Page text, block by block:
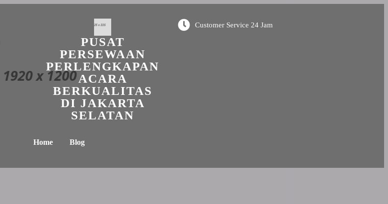
PUSAT
PERSEWAAN
PERLENGKAPAN
ACARA
BERKUALITAS
DI JAKARTA
SELATAN
Customer Service 24 Jam
Home Blog